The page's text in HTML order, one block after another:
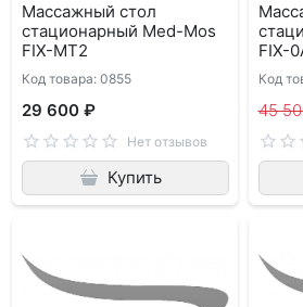
Массажный стол
стационарный Med-Mos
FIX-MT2
Код товара: 0855
29 600 ₽
Нет отзывов
Купить
FIX-
Код
45